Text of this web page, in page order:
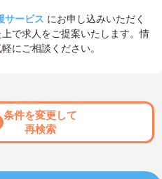
サービス にお申し込みいただく
で求人をご提案いたします。情
にご相談ください。
条件を変更して
再検索